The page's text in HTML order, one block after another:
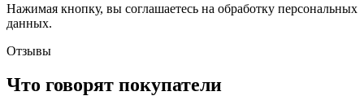
Нажимая кнопку, вы соглашаетесь на обработку персональных
данных.
Отзывы
Что говорят покупатели